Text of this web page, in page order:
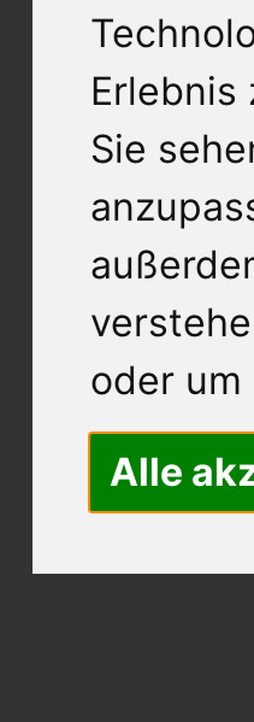
Erlebnis
Sie
oder
Alle